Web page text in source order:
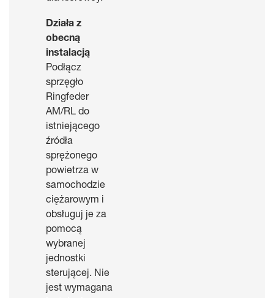
Działa z
obecną
instalacją
Podłącz
sprzęgło
Ringfeder
AM/RL do
istniejącego
źródła
sprężonego
powietrza w
samochodzie
ciężarowym i
obsługuj je za
pomocą
wybranej
jednostki
sterującej. Nie
jest wymagana